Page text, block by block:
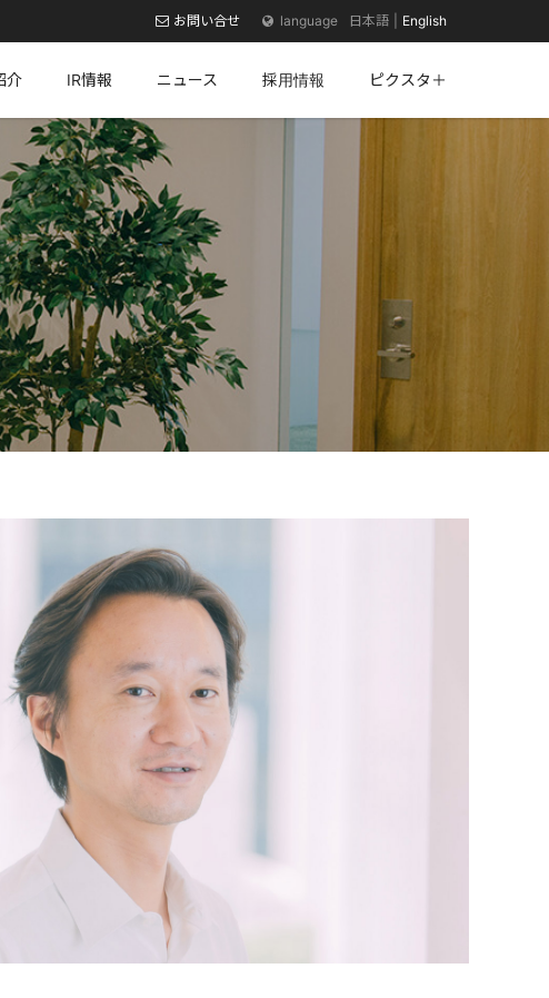
介 IR情報 ニュース 採用情報 ピクスタ＋
お問い合せ 日本語 English